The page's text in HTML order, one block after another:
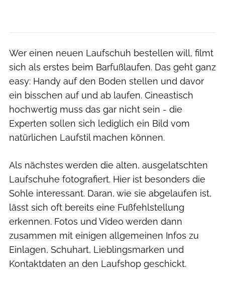
Wer einen neuen Laufschuh bestellen will, filmt
sich als erstes beim Barfußlaufen. Das geht ganz
easy: Handy auf den Boden stellen und davor
ein bisschen auf und ab laufen. Cineastisch
hochwertig muss das gar nicht sein - die
Experten sollen sich lediglich ein Bild vom
natürlichen Laufstil machen können.
Als nächstes werden die alten, ausgelatschten
Laufschuhe fotografiert. Hier ist besonders die
Sohle interessant. Daran, wie sie abgelaufen ist,
lässt sich oft bereits eine Fußfehlstellung
erkennen. Fotos und Video werden dann
zusammen mit einigen allgemeinen Infos zu
Einlagen, Schuhart, Lieblingsmarken und
Kontaktdaten an den Laufshop geschickt.